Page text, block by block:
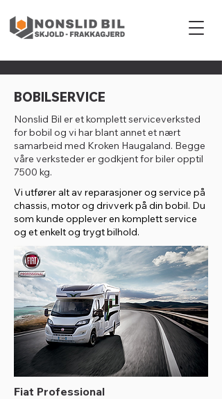
BOBILSERVICE
Nonslid Bil er et komplett serviceverksted
for bobil og vi har blant annet et nært
samarbeid med Kroken Haugaland. Begge
våre verksteder er godkjent for biler opptil
7500 kg.
Vi utfører alt av reparasjoner og service på
chassis, motor og drivverk på din bobil. Du
som kunde opplever en komplett service
og et enkelt og trygt bilhold.
Fiat Professional